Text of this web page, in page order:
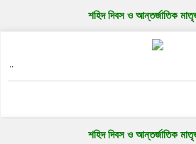
শহিদ দিবস ও আন্তর্জাতিক
..
শহিদ দিবস ও আন্তর্জাতিক